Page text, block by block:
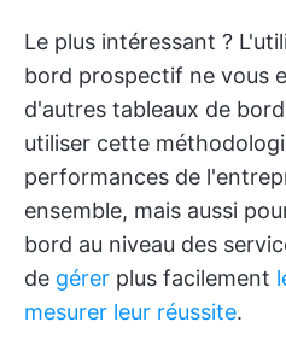
Le plus intéressant ?
bord prospectif ne vous
d'autres tableaux de
utiliser cette
performances de
ensemble, mais aussi
bord au niveau des
de gérer plus facilement
mesurer leur réussite.